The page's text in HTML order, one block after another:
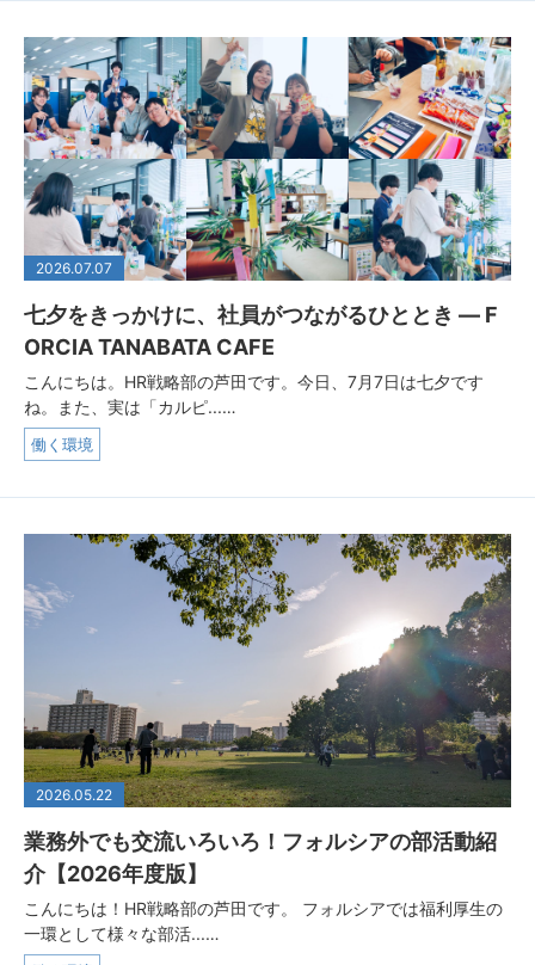
2026.07.07
七夕をきっかけに、社員がつながるひととき ― F
ORCIA TANABATA CAFE
こんにちは。HR戦略部の芦田です。今日、7月7日は七夕です
ね。また、実は「カルピ...…
働く環境
2026.05.22
業務外でも交流いろいろ！フォルシアの部活動紹
介【2026年度版】
こんにちは！HR戦略部の芦田です。 フォルシアでは福利厚生の
一環として様々な部活...…